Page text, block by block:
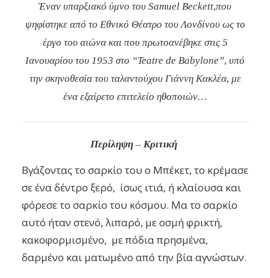
Έναν υπαρξιακό ύμνο του Samuel Beckett,που
ψηφίστηκε από το Εθνικό Θέατρο του Λονδίνου ως το
έργο του αιώνα και που πρωτοανέβηκε στις 5
Ιανουαρίου του 1953 στο “Teatre de Babylone”, υπό
την σκηνοθεσία του ταλαντούχου Γιάννη Κακλέα, με
ένα εξαίρετο επιτελείο ηθοποιών…
Περίληψη – Κριτική
Βγάζοντας το σαρκίο του ο Μπέκετ, το κρέμασε
σε ένα δέντρο ξερό, ίσως ιτιά, ή κλαίουσα και
φόρεσε το σαρκίο του κόσμου. Μα το σαρκίο
αυτό ήταν στενό, λιπαρό, με οσμή φρικτή,
κακοφορμισμένο, με πόδια πρησμένα,
δαρμένο και ματωμένο από την βία αγνώστων.